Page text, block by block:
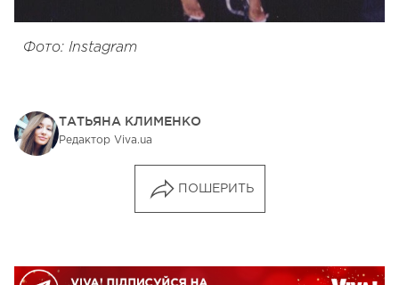
Фото: Instagram
ТАТЬЯНА КЛИМЕНКО
Редактор Viva.ua
ПОШЕРИТЬ